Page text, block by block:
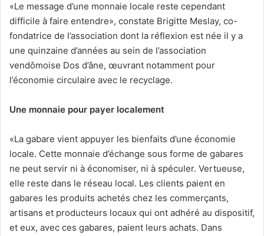
«Le message d’une monnaie locale reste cependant
difficile à faire entendre», constate Brigitte Meslay, co-
fondatrice de l’association dont la réflexion est née il y a
une quinzaine d’années au sein de l’association
vendômoise Dos d’âne, œuvrant notamment pour
l’économie circulaire avec le recyclage.
Une monnaie pour payer localement
«La gabare vient appuyer les bienfaits d’une économie
locale. Cette monnaie d’échange sous forme de gabares
ne peut servir ni à économiser, ni à spéculer. Vertueuse,
elle reste dans le réseau local. Les clients paient en
gabares les produits achetés chez les commerçants,
artisans et producteurs locaux qui ont adhéré au dispositif,
et eux, avec ces gabares, paient leurs achats. Dans